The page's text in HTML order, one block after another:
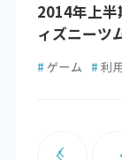
2014年上半
ィズニーツ
# ゲーム # 利